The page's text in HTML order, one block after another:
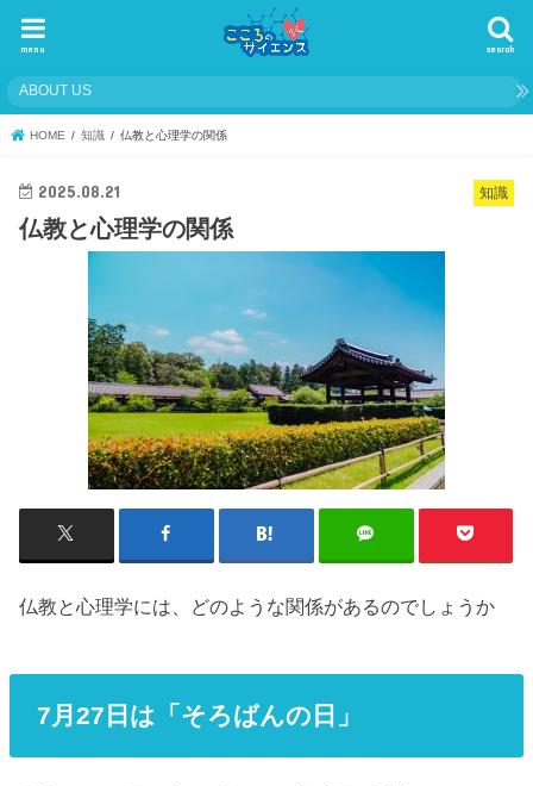
search
menu
ABOUT US
HOME 知識 仏教と心理学の関係
知識
2025.08.21
仏教と心理学の関係
仏教と心理学には、どのような関係があるのでしょうか
7月27日は「そろばんの日」